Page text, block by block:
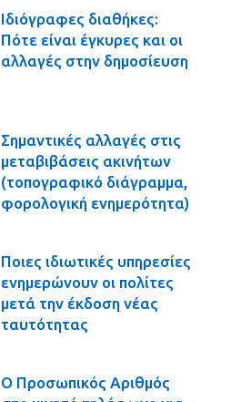
Ιδιόγραφες διαθήκες:
Πότε είναι έγκυρες και οι
αλλαγές στην δημοσίευση
Σημαντικές αλλαγές στις
μεταβιβάσεις ακινήτων
(τοπογραφικό διάγραμμα,
φορολογική ενημερότητα)
Ποιες ιδιωτικές υπηρεσίες
ενημερώνουν οι πολίτες
μετά την έκδοση νέας
ταυτότητας
Ο Προσωπικός Αριθμός